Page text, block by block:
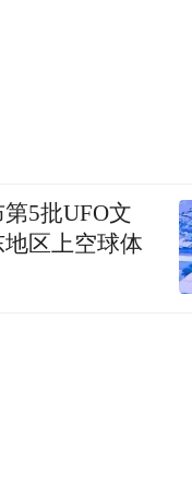
5批UFO文
区上空球体